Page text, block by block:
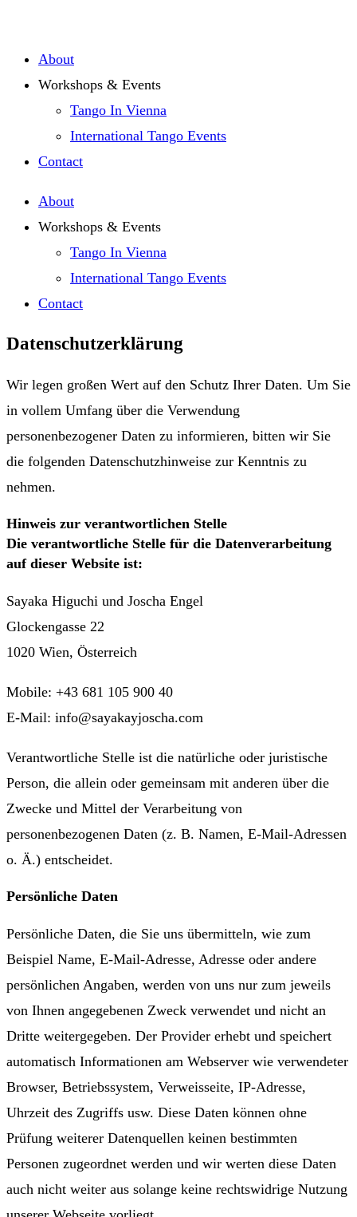
About
Workshops & Events
Tango In Vienna
International Tango Events
Contact
About
Workshops & Events
Tango In Vienna
International Tango Events
Contact
Datenschutzerklärung
Wir legen großen Wert auf den Schutz Ihrer Daten. Um Sie
in vollem Umfang über die Verwendung
personenbezogener Daten zu informieren, bitten wir Sie
die folgenden Datenschutzhinweise zur Kenntnis zu
nehmen.
Hinweis zur verantwortlichen Stelle
Die verantwortliche Stelle für die Datenverarbeitung
auf dieser Website ist:
Sayaka Higuchi und Joscha Engel
Glockengasse 22
1020 Wien, Österreich
Mobile: +43 681 105 900 40
E-Mail: info@sayakayjoscha.com
Verantwortliche Stelle ist die natürliche oder juristische
Person, die allein oder gemeinsam mit anderen über die
Zwecke und Mittel der Verarbeitung von
personenbezogenen Daten (z. B. Namen, E-Mail-Adressen
o. Ä.) entscheidet.
Persönliche Daten
Persönliche Daten, die Sie uns übermitteln, wie zum
Beispiel Name, E-Mail-Adresse, Adresse oder andere
persönlichen Angaben, werden von uns nur zum jeweils
von Ihnen angegebenen Zweck verwendet und nicht an
Dritte weitergegeben. Der Provider erhebt und speichert
automatisch Informationen am Webserver wie verwendeter
Browser, Betriebssystem, Verweisseite, IP-Adresse,
Uhrzeit des Zugriffs usw. Diese Daten können ohne
Prüfung weiterer Datenquellen keinen bestimmten
Personen zugeordnet werden und wir werten diese Daten
auch nicht weiter aus solange keine rechtswidrige Nutzung